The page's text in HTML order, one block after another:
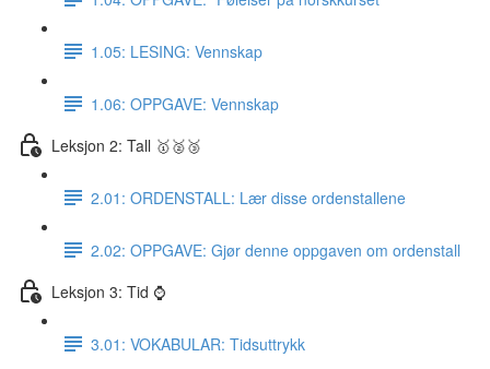
1.05: LESING: Vennskap
1.06: OPPGAVE: Vennskap
Leksjon 2: Tall 🥇🥈🥉
2.01: ORDENSTALL: Lær disse ordenstallene
2.02: OPPGAVE: Gjør denne oppgaven om ordenstall
Leksjon 3: Tid ⌚️
3.01: VOKABULAR: Tidsuttrykk